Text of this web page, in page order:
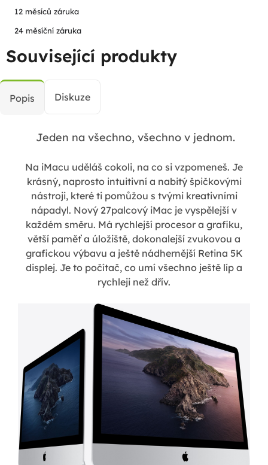
12 měsíců záruka
24 měsíční záruka
Související produkty
Popis Diskuze
Jeden na všechno, všechno v jednom.
Na iMacu uděláš cokoli, na co si vzpomeneš. Je
krásný, naprosto intuitivní a nabitý špičkovými
nástroji, které ti pomůžou s tvými kreativními
nápadyl. Nový 27palcový iMac je vyspělejší v
každém směru. Má rychlejší procesor a grafiku,
větší paměť a úložiště, dokonalejší zvukovou a
grafickou výbavu a ještě nádhernější Retina 5K
displej. Je to počítač, co umí všechno ještě líp a
rychleji než dřív.